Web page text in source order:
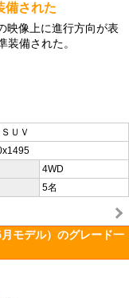
備された
映像上に進行方向が表
備された。
ＵＶ
4WD
5名
モデル）のグレード一